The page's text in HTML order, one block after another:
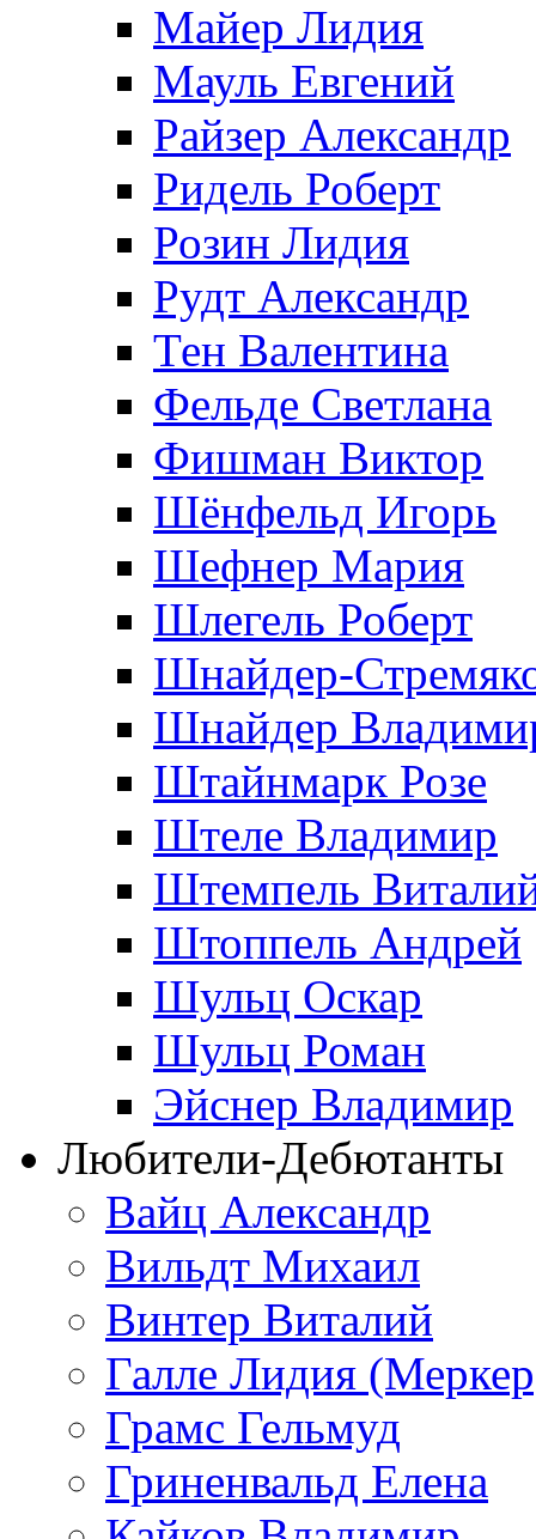
Майер Лидия
Мауль Евгений
Райзер Александр
Ридель Роберт
Розин Лидия
Рудт Александр
Тен Валентина
Фельде Светлана
Фишман Виктор
Шёнфельд Игорь
Шефнер Мария
Шлегель Роберт
Шнайдер-
Шнайдер
Штайнмарк Розe
Штеле Владимир
Штемпель
Штоппель Андрей
Шульц Оскар
Шульц Роман
Эйснер Владимир
Любители-Дебютанты
Вайц Александр
Вильдт Михаил
Винтер Виталий
Галле Лидия
Грамс Гельмуд
Гриненвальд Елена